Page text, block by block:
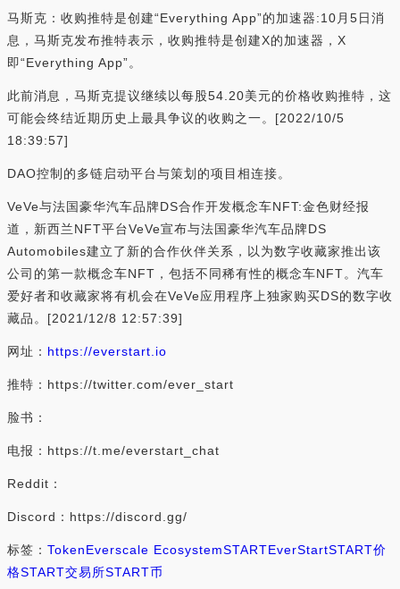
马斯克：收购推特是创建“Everything App”的加速器:10月5日消
息，马斯克发布推特表示，收购推特是创建X的加速器，X
即“Everything App”。
此前消息，马斯克提议继续以每股54.20美元的价格收购推特，这
可能会终结近期历史上最具争议的收购之一。[2022/10/5
18:39:57]
DAO控制的多链启动平台与策划的项目相连接。
VeVe与法国豪华汽车品牌DS合作开发概念车NFT:金色财经报
道，新西兰NFT平台VeVe宣布与法国豪华汽车品牌DS
Automobiles建立了新的合作伙伴关系，以为数字收藏家推出该
公司的第一款概念车NFT，包括不同稀有性的概念车NFT。汽车
爱好者和收藏家将有机会在VeVe应用程序上独家购买DS的数字收
藏品。[2021/12/8 12:57:39]
网址： https://everstart.io
推特：https://twitter.com/ever_start
脸书：
电报：https://t.me/everstart_chat
Reddit：
Discord：https://discord.gg/
标签： TokenEverscale EcosystemSTARTEverStartSTART价
格START交易所START币